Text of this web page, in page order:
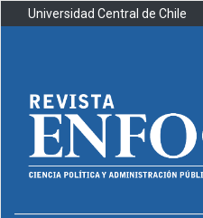
Navegación
principal
lateral
Universidad Central de Chile